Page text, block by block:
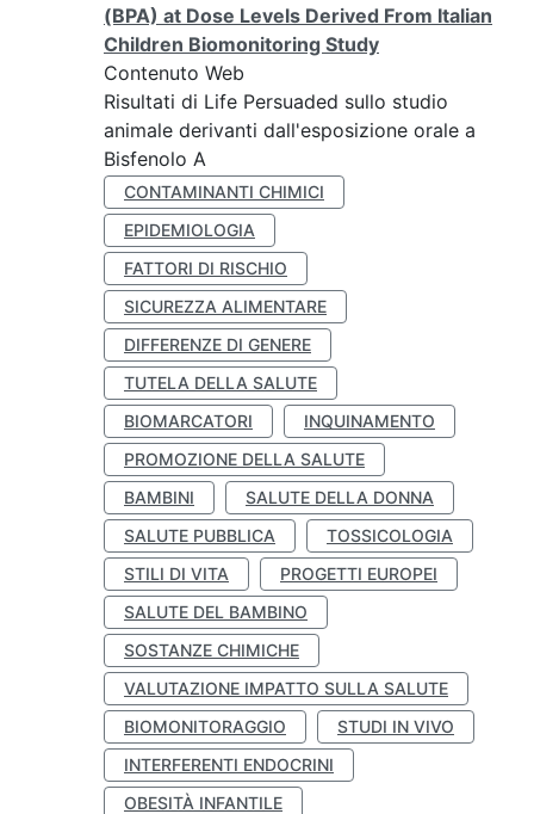
(BPA) at Dose Levels Derived From Italian
Children Biomonitoring Study
Contenuto Web
Risultati di Life Persuaded sullo studio
animale derivanti dall'esposizione orale a
Bisfenolo A
CONTAMINANTI CHIMICI
EPIDEMIOLOGIA
FATTORI DI RISCHIO
SICUREZZA ALIMENTARE
DIFFERENZE DI GENERE
TUTELA DELLA SALUTE
BIOMARCATORI
INQUINAMENTO
PROMOZIONE DELLA SALUTE
BAMBINI
SALUTE DELLA DONNA
SALUTE PUBBLICA
TOSSICOLOGIA
STILI DI VITA
PROGETTI EUROPEI
SALUTE DEL BAMBINO
SOSTANZE CHIMICHE
VALUTAZIONE IMPATTO SULLA SALUTE
BIOMONITORAGGIO
STUDI IN VIVO
INTERFERENTI ENDOCRINI
OBESITÀ INFANTILE